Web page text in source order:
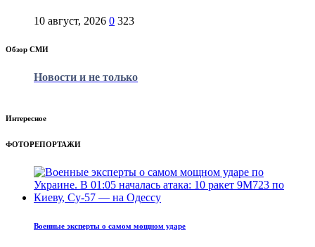
10 август, 2026 0 323
Обзор СМИ
Новости и не только
Интересное
ФОТОРЕПОРТАЖИ
Военные эксперты о самом мощном ударе